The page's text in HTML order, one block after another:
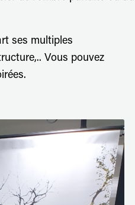
ses multiples
Vous pouvez